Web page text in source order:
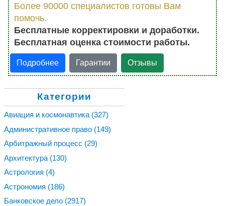
Более 90000 специалистов готовы Вам
помочь.
Бесплатные корректировки и доработки.
Бесплатная оценка стоимости работы.
Подробнее Гарантии Отзывы
Категории
Авиация и космонавтика (327)
Административное право (149)
Арбитражный процесс (29)
Архитектура (130)
Астрология (4)
Астрономия (186)
Банковское дело (2917)